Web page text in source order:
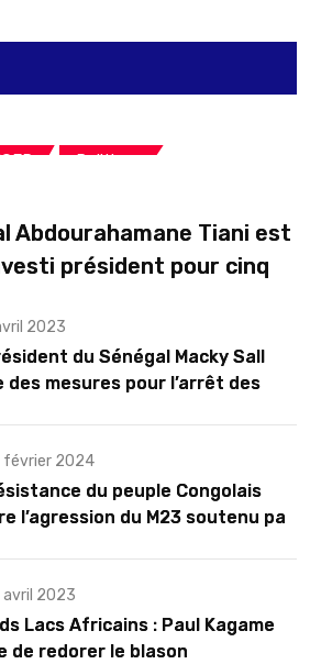
Politique
Abdourahamane Tiani est
président pour cinq
2023
du Sénégal Macky Sall
des mesures pour l’arrêt des
février 2024
du peuple Congolais
l’agression du M23 soutenu par
avril 2023
Lacs Africains : Paul Kagame
de redorer le blason